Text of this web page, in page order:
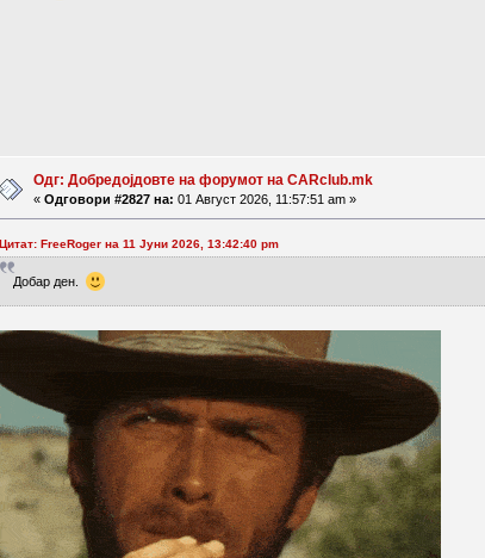
Одг: Добредојдовте на форумот на CARclub.mk
«Одговори #2827 на: 01 Август 2026, 11:57:51 am »
Цитат: FreeRoger на 11 Јуни 2026, 13:42:40 pm
Добар ден.